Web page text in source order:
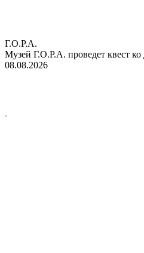
Г.О.Р.А.
Музей Г.О.Р.А. проведет квест
08.08.2026